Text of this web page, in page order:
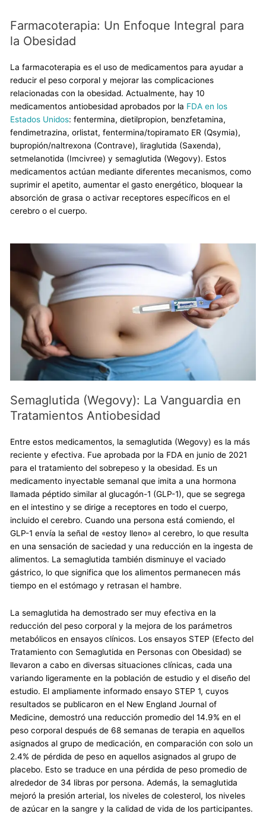
Farmacoterapia: Un Enfoque Integral para
la Obesidad
La farmacoterapia es el uso de medicamentos para ayudar a
reducir el peso corporal y mejorar las complicaciones
relacionadas con la obesidad. Actualmente, hay 10
medicamentos antiobesidad aprobados por la FDA en los
Estados Unidos: fentermina, dietilpropion, benzfetamina,
fendimetrazina, orlistat, fentermina/topiramato ER (Qsymia),
bupropión/naltrexona (Contrave), liraglutida (Saxenda),
setmelanotida (Imcivree) y semaglutida (Wegovy). Estos
medicamentos actúan mediante diferentes mecanismos, como
suprimir el apetito, aumentar el gasto energético, bloquear la
absorción de grasa o activar receptores específicos en el
cerebro o el cuerpo.
Semaglutida (Wegovy): La Vanguardia en
Tratamientos Antiobesidad
Entre estos medicamentos, la semaglutida (Wegovy) es la más
reciente y efectiva. Fue aprobada por la FDA en junio de 2021
para el tratamiento del sobrepeso y la obesidad. Es un
medicamento inyectable semanal que imita a una hormona
llamada péptido similar al glucagón-1 (GLP-1), que se segrega
en el intestino y se dirige a receptores en todo el cuerpo,
incluido el cerebro. Cuando una persona está comiendo, el
GLP-1 envía la señal de «estoy lleno» al cerebro, lo que resulta
en una sensación de saciedad y una reducción en la ingesta de
alimentos. La semaglutida también disminuye el vaciado
gástrico, lo que significa que los alimentos permanecen más
tiempo en el estómago y retrasan el hambre.
La semaglutida ha demostrado ser muy efectiva en la
reducción del peso corporal y la mejora de los parámetros
metabólicos en ensayos clínicos. Los ensayos STEP (Efecto del
Tratamiento con Semaglutida en Personas con Obesidad) se
llevaron a cabo en diversas situaciones clínicas, cada una
variando ligeramente en la población de estudio y el diseño del
estudio. El ampliamente informado ensayo STEP 1, cuyos
resultados se publicaron en el New England Journal of
Medicine, demostró una reducción promedio del 14.9% en el
peso corporal después de 68 semanas de terapia en aquellos
asignados al grupo de medicación, en comparación con solo un
2.4% de pérdida de peso en aquellos asignados al grupo de
placebo. Esto se traduce en una pérdida de peso promedio de
alrededor de 34 libras por persona. Además, la semaglutida
mejoró la presión arterial, los niveles de colesterol, los niveles
de azúcar en la sangre y la calidad de vida de los participantes.